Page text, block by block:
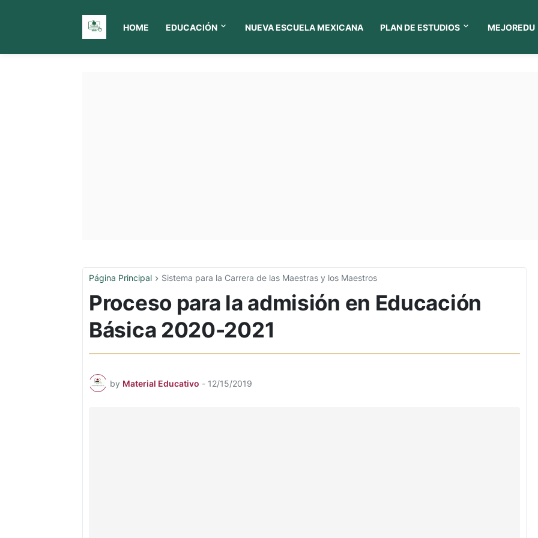
HOME EDUCACIÓN NUEVA ESCUELA MEXICANA PLAN DE ESTUDIOS MEJOREDU
Página Principal Sistema para la Carrera de las Maestras y los Maestros
Proceso para la admisión en Educación
Básica 2020-2021
by Material Educativo - 12/15/2019